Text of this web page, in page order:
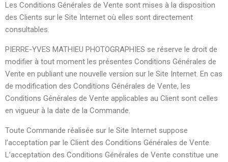
Les Conditions Générales de Vente sont mises à la disposition
des Clients sur le Site Internet où elles sont directement
consultables.
PIERRE-YVES MATHIEU PHOTOGRAPHIES se réserve le droit de
modifier à tout moment les présentes Conditions Générales de
Vente en publiant une nouvelle version sur le Site Internet. En cas
de modification des Conditions Générales de Vente, les
Conditions Générales de Vente applicables au Client sont celles
en vigueur à la date de la Commande.
Toute Commande réalisée sur le Site Internet suppose
l’acceptation par le Client des Conditions Générales de Vente.
L’acceptation des Conditions Générales de Vente constitue une